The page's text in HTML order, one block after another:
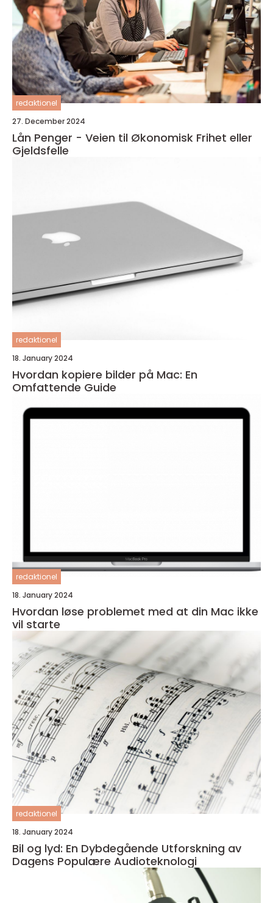
redaktionel
27. December 2024
Lån Penger - Veien til Økonomisk Frihet eller
Gjeldsfelle
redaktionel
18. January 2024
Hvordan kopiere bilder på Mac: En
Omfattende Guide
redaktionel
18. January 2024
Hvordan løse problemet med at din Mac ikke
vil starte
redaktionel
18. January 2024
Bil og lyd: En Dybdegående Utforskning av
Dagens Populære Audioteknologi